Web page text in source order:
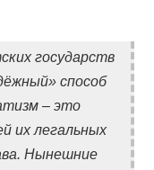
государств
способ
– это
их легальных
Нынешние